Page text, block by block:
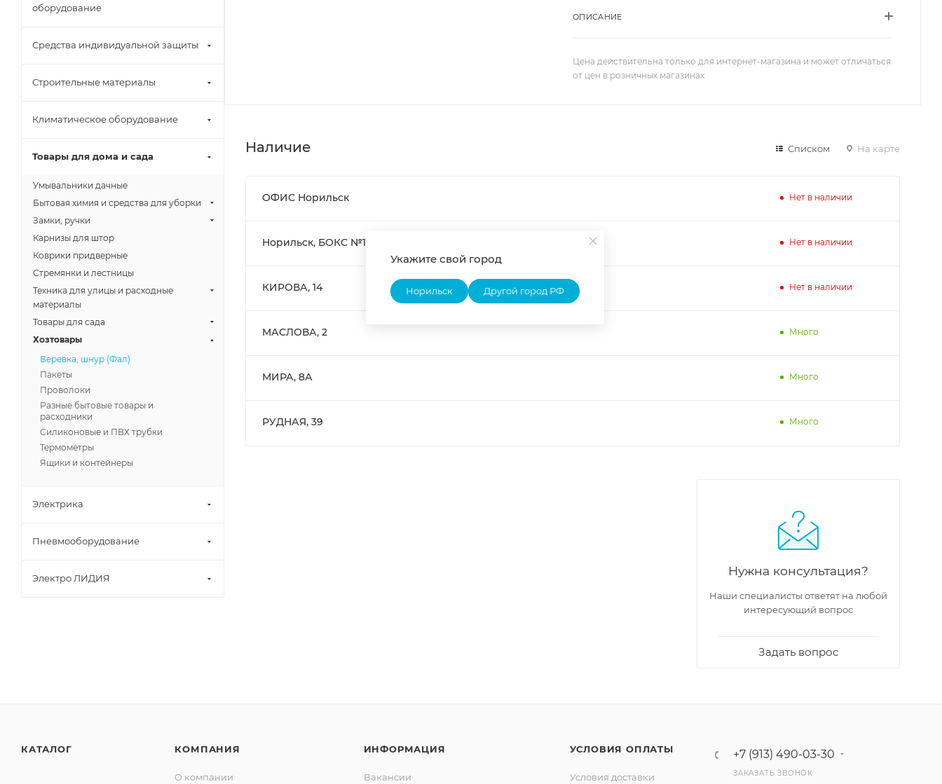
ОПИСАНИЕ
Цена действительна только для интернет-магазина и может отличаться
от цен в розничных магазинах
Наличие Списком На карте
ОФИС Норильск Нет в наличии
Норильск, БОКС №1 Нет в наличии
КИРОВА, 14 Нет в наличии
МАСЛОВА, 2 Много
МИРА, 8А Много
РУДНАЯ, 39 Много
Нужна консультация?
Наши специалисты ответят на любой
интересующий вопрос
Задать вопрос
оборудование
Средства индивидуальной защиты
Строительные материалы
Климатическое оборудование
Товары для дома и сада
Умывальники дачные
Бытовая химия и средства для уборки
Замки, ручки
Карнизы для штор
Коврики придверные
Стремянки и лестницы
Техника для улицы и расходные
материалы
Товары для сада
Хозтовары
Веревка, шнур (Фал)
Пакеты
Проволоки
Разные бытовые товары и
расходники
Силиконовые и ПВХ трубки
Термометры
Ящики и контейнеры
Электрика
Пневмооборудование
Электро ЛИДИЯ
КАТАЛОГ КОМПАНИЯ
О компании
ИНФОРМАЦИЯ
Вакансии
УСЛОВИЯ ОПЛАТЫ
Условия доставки
+7 (913) 490-03-30
ЗАКАЗАТЬ ЗВОНОК
Укажите свой город
Норильск Другой город РФ